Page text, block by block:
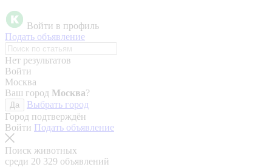
Войти в профиль
Подать объявление
Нет результатов
Войти
Москва
Ваш город Москва?
Да
Выбрать город
Город подтверждён
Войти Подать объявление
Поиск животных
среди 20 329 объявлений